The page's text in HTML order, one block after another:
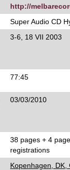
http://
Super Audio CD
3-6, 18 VII 2003
77:45
03/03/2010
38 pages + 4
registrations
Kopenhagen, DK,